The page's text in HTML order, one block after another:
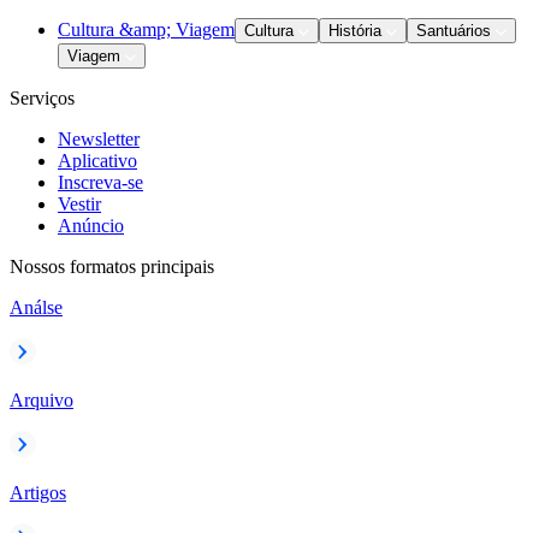
Cultura &amp; Viagem Cultura História
Santuários
Viagem
Serviços
Newsletter
Aplicativo
Inscreva-se
Vestir
Anúncio
Nossos formatos principais
Análse
Arquivo
Artigos